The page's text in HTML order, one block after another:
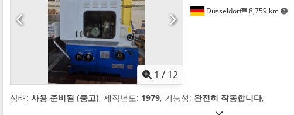
1 / 12
Düsseldorf 8,759 km
상태: 사용 준비됨 (중고), 제작년도: 1979, 기능성: 완전히 작동합니다,